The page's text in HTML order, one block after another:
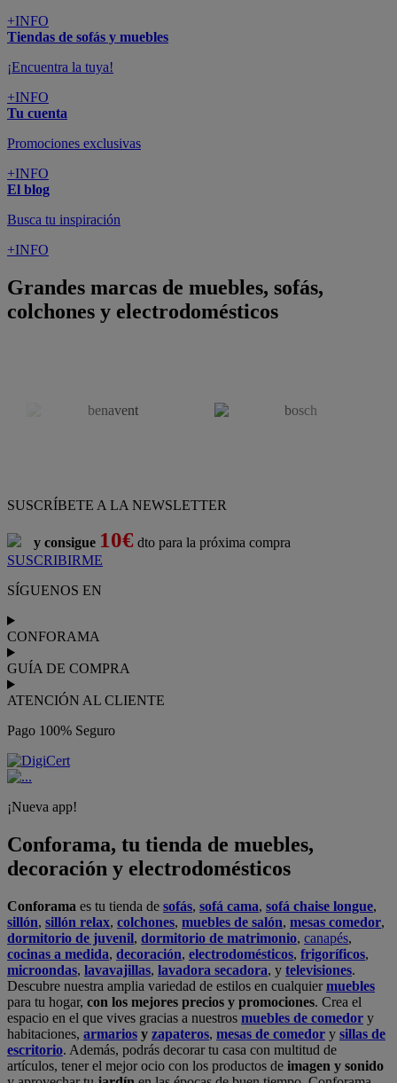
+INFO
Tiendas de sofás y muebles
¡Encuentra la tuya!
+INFO
Tu cuenta
Promociones exclusivas
+INFO
El blog
Busca tu inspiración
+INFO
Grandes marcas de muebles, sofás,
colchones y electrodomésticos
SUSCRÍBETE A LA NEWSLETTER
y consigue 10€ dto para la próxima compra
SUSCRIBIRME
SÍGUENOS EN
CONFORAMA
GUÍA DE COMPRA
ATENCIÓN AL CLIENTE
Pago 100% Seguro
¡Nueva app!
Conforama, tu tienda de muebles,
decoración y electrodomésticos
Conforama es tu tienda de sofás, sofá cama, sofá chaise longue,
sillón, sillón relax, colchones, muebles de salón, mesas comedor,
dormitorio de juvenil, dormitorio de matrimonio, canapés,
cocinas a medida, decoración, electrodomésticos, frigoríficos,
microondas, lavavajillas, lavadora secadora, y televisiones.
Descubre nuestra amplia variedad de estilos en cualquiermuebles
para tu hogar, con los mejores precios y promociones. Crea el
espacio en el que vives gracias a nuestros muebles de comedor y
habitaciones, armarios y zapateros, mesas de comedor y sillas de
escritorio. Además, podrás decorar tu casa con multitud de
artículos, tener el mejor ocio con los productos de imagen y sonido